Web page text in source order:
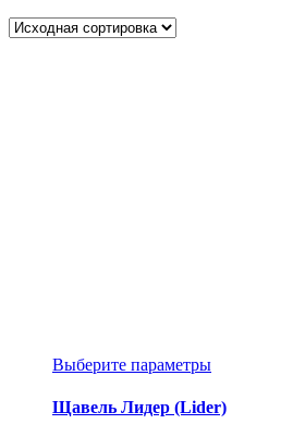
Выберите параметрыЭтот
имеет
несколько
Щавель Лидер (Lider)